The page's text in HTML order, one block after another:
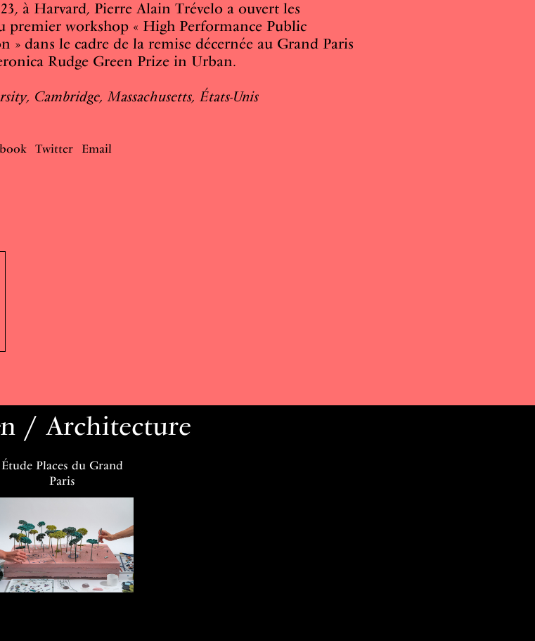
à Harvard, Pierre Alain Trévelo a ouvert les
premier workshop « High Performance Public
» dans le cadre de la remise décernée au Grand Paris
Rudge Green Prize in Urban.
Cambridge, Massachusetts, États-Unis
Twitter Email
/ Architecture
Étude Places du Grand
Paris